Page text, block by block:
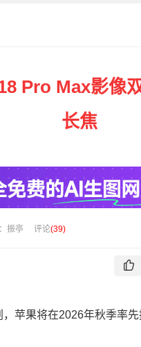
Pro Max影像
长焦
振亭 评论(39)
苹果将在2026年秋季率先